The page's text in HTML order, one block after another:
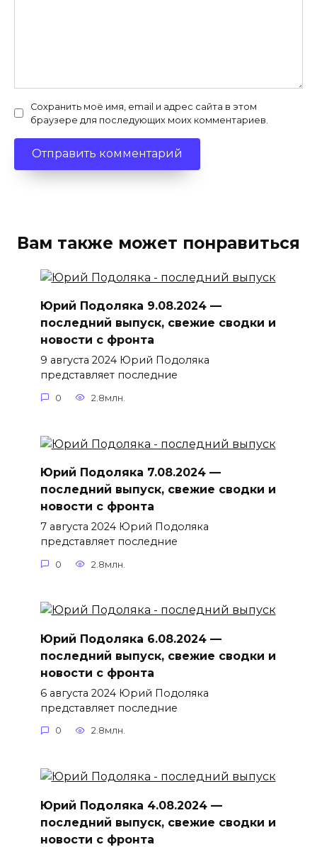
Сохранить моё имя, email и адрес сайта в этом
браузере для последующих моих комментариев.
Вам также может понравиться
Юрий Подоляка 9.08.2024 —
последний выпуск, свежие сводки и
новости с фронта
9 августа 2024 Юрий Подоляка
представляет последние
0 2.8млн.
Юрий Подоляка 7.08.2024 —
последний выпуск, свежие сводки и
новости с фронта
7 августа 2024 Юрий Подоляка
представляет последние
0 2.8млн.
Юрий Подоляка 6.08.2024 —
последний выпуск, свежие сводки и
новости с фронта
6 августа 2024 Юрий Подоляка
представляет последние
0 2.8млн.
Юрий Подоляка 4.08.2024 —
последний выпуск, свежие сводки и
новости с фронта